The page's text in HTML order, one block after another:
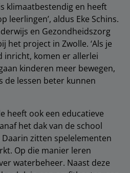
klimaatbestendig en heeft
leerlingen’, aldus Eke Schins.
en Gezondheidszorg
het project in Zwolle. ‘Als je
inricht, komen er allerlei
kinderen meer bewegen,
de lessen beter kunnen
heeft ook een educatieve
het dak van de school
zitten spelelementen
Op die manier leren
waterbeheer. Naast deze